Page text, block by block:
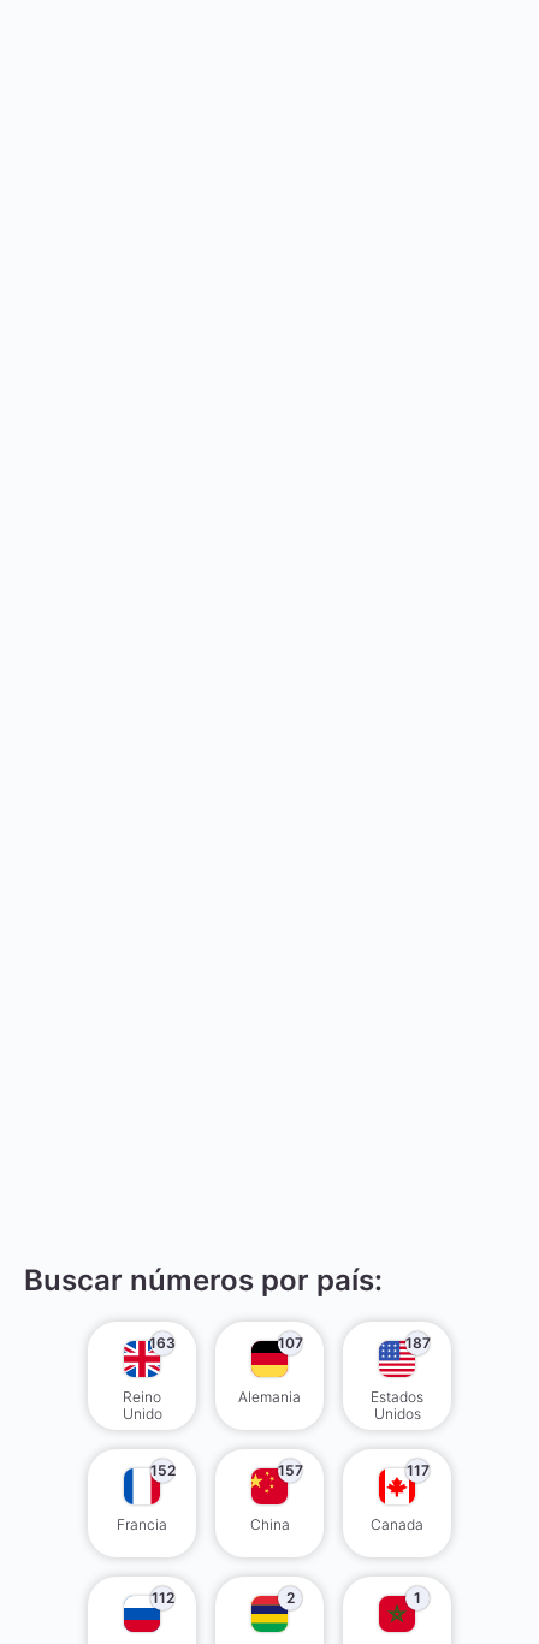
Buscar números por país:
163
Reino
Unido
107
Alemania
187
Estados
Unidos
152
Francia
157
China
117
Canada
112 2 1